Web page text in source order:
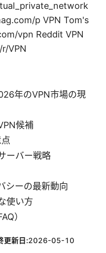
p VPN Tom's
vpn Reddit VPN
VPN
年のVPN市場の現
候補
ーバー戦略
シーの最新動向
使い方
）
更新日:2026-05-10